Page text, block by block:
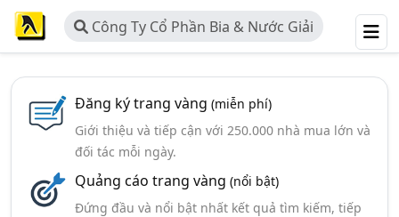
Công Ty Cổ Phần Bia & Nước Giải
Khát Thái Nguyên
Đăng ký trang vàng (miễn phí)
Giới thiệu và tiếp cận với 250.000 nhà mua lớn và
đối tác mỗi ngày.
Quảng cáo trang vàng (nổi bật)
Đứng đầu và nổi bật nhất kết quả tìm kiếm, tiếp